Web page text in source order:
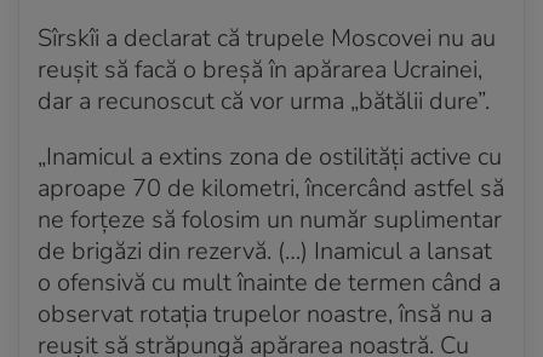
Sîrskîi a declarat că trupele Moscovei nu au
reușit să facă o breșă în apărarea Ucrainei,
dar a recunoscut că vor urma „bătălii dure”.
„Inamicul a extins zona de ostilități active cu
aproape 70 de kilometri, încercând astfel să
ne forțeze să folosim un număr suplimentar
de brigăzi din rezervă. (…) Inamicul a lansat
o ofensivă cu mult înainte de termen când a
observat rotația trupelor noastre, însă nu a
reușit să străpungă apărarea noastră. Cu